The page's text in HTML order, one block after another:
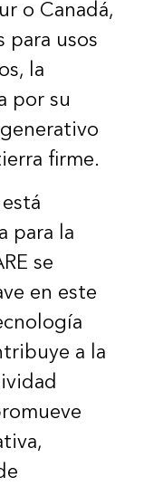
o Canadá,
para usos
la
por su
firme.
para la
se
en este
a la